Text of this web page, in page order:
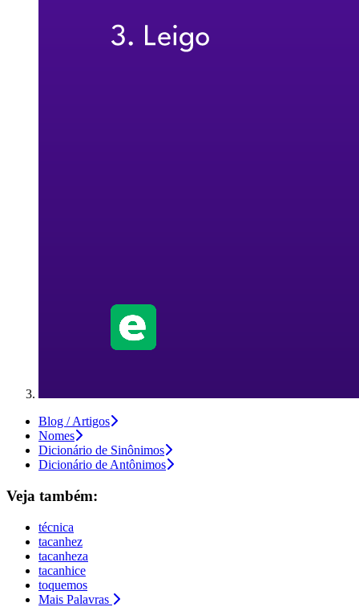
Blog / Artigos
Nomes
Dicionário de Sinônimos
Dicionário de Antônimos
Veja também:
técnica
tacanhez
tacanheza
tacanhice
toquemos
Mais Palavras